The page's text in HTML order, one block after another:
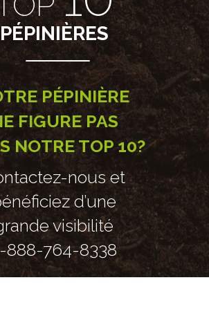
PÉPINIÈRES
PÉPINIÈRE
FIGURE PAS
NOTRE TOP 10?
nous et
d’une
visibilité
888-764-8338